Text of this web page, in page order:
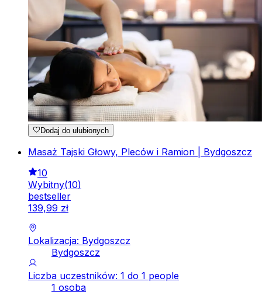
Dodaj do ulubionych
Masaż Tajski Głowy, Pleców i Ramion | Bydgoszcz
10
Wybitny(10)
bestseller
139,99 zł
Lokalizacja: Bydgoszcz
Bydgoszcz
Liczba uczestników: 1 do 1 people
1 osoba